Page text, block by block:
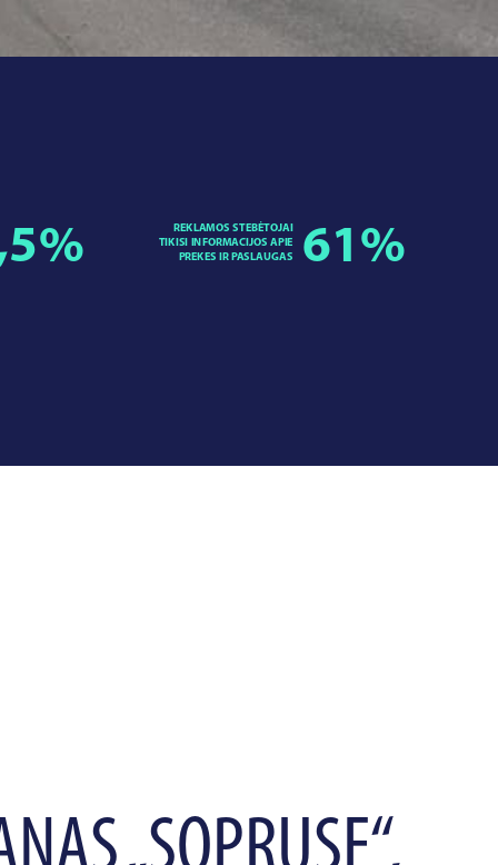
% REKLAMOS STEBĖTOJAI
TIKISI INFORMACIJOS APIE
PREKES IR PASLAUGAS 61%